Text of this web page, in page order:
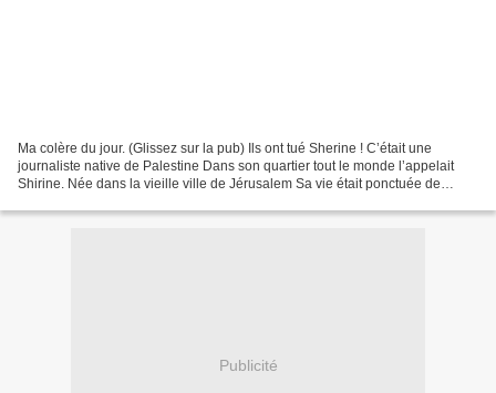
Ma colère du jour. (Glissez sur la pub) Ils ont tué Sherine ! C’était une
journaliste native de Palestine Dans son quartier tout le monde l’appelait
Shirine. Née dans la vieille ville de Jérusalem Sa vie était ponctuée de
Publicité